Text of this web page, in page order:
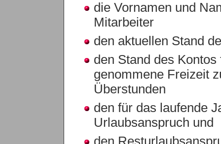
die Vornamen und
Mitarbeiter
den aktuellen Stand
den Stand des
genommene Freizeit
Überstunden
den für das laufende
Urlaubsanspruch und
den